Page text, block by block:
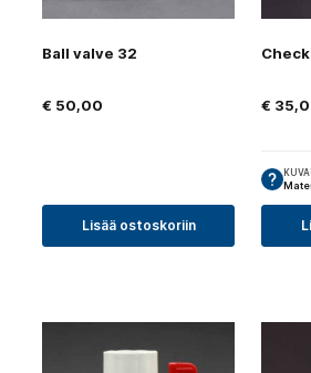
Ball valve 32
€ 50,00
Lisää ostoskoriin
€